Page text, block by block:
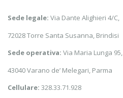
Sede legale: Via Dante Alighieri 4/C,
72028 Torre Santa Susanna, Brindisi
Sede operativa: Via Maria Lunga 95,
43040 Varano de’ Melegari, Parma
Cellulare: 328.33.71.928